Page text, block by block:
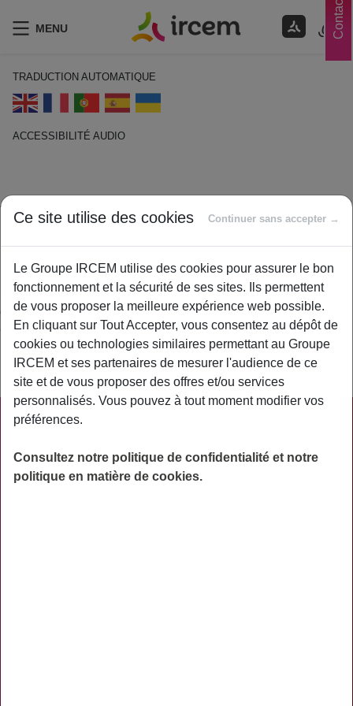
Contacts
MENU
TRADUCTION AUTOMATIQUE
ACCESSIBILITÉ AUDIO
Tiers Payant
By
ircem
Service dispensant l’assuré de faire l’avance des frais auprès
de certains prestataires de soins et sur certains médicaments.
Ces derniers sont pris en charge directement par l’assurance
maladie obligatoire et/ou une assurance santé complémentaire
pour les soins ou médicaments délivrés à l’assuré.
PRATIQUE
ACTUALITÉS
ASSURANCES
Ce site utilise des cookies Continuer sans accepter →
Le Groupe IRCEM utilise des cookies pour assurer le bon
fonctionnement et la sécurité de ses sites. Ils permettent
de vous proposer la meilleure expérience web possible.
En cliquant sur Tout Accepter, vous consentez au dépôt de
cookies ou technologies similaires permettant au Groupe
IRCEM et ses partenaires de mesurer l'audience de ce
site et de vous proposer des offres et/ou services
personnalisés. Vous pouvez à tout moment modifier vos
préférences.
Consultez notre politique de confidentialité et notre
politique en matière de cookies.